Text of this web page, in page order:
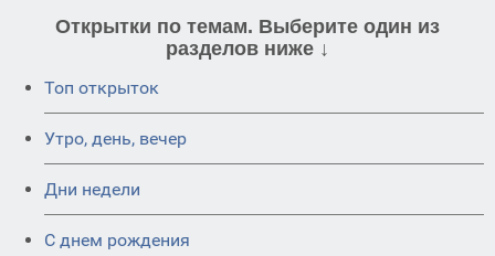
Открытки по темам. Выберите один из
разделов ниже ↓
Топ открыток
Утро, день, вечер
Дни недели
C днем рождения